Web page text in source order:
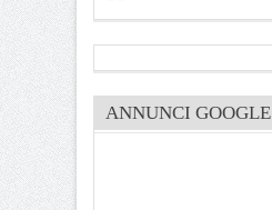
ANNUNCI GOOGLE